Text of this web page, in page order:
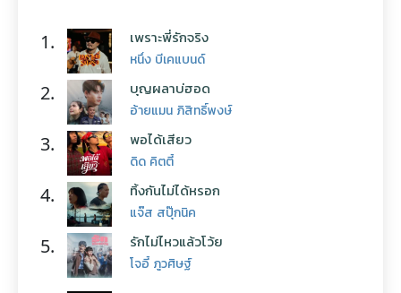
1. เพราะพี่รักจริง
หนึ่ง บีเคแบนด์
2. บุญผลาบ่ฮอด
อ้ายแมน ภิสิทธิ์พงษ์
3. พอได้เสียว
ดิด คิตตี้
4. ทิ้งกันไม่ได้หรอก
แจ๊ส สปุ๊กนิค
5. รักไม่ไหวแล้วโว้ย
โจอี้ ภูวศิษฐ์